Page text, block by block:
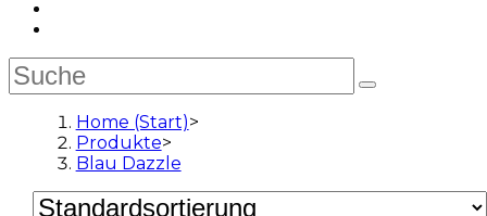
Home (Start)>
Produkte>
Blau Dazzle